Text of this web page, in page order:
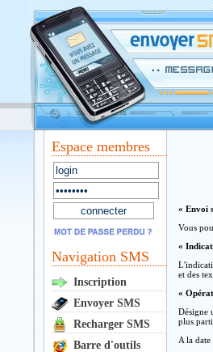
Espace membres
Navigation SMS
Inscription
Envoyer SMS
Recharger SMS
Barre d'outils
« Envoi
Vous
«
et des
«
Désigne
plus
A la date